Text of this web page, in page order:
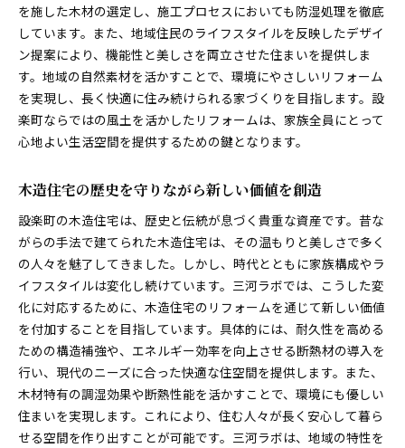
木材の特性を活かした快適な住まい作り
設楽町の自然環境に調和したリフォーム
木の香りと暖かさを引き出すリノベーション
地域資源を活用したエコフレンドリーな工事
設楽町ならではの木造住宅リフォーム術
木の温もりが感じられるリフォームの魅力
ったリフォーム
現代的なデザインを取り入れたリフォーム
テクノロジーと木造住宅の融合
設楽町でのスマートホーム化の実現
プライバシーと開放感を両立する空間設計
家事動線を考慮した効率的な間取り変更
ライフステージに応じた柔軟なリフォーム
設楽町で見つける木造住宅の新しい価値、三河ラボの
リフォームとは
三河ラボ独自のリフォーム哲学
設楽町でのリフォームがもたらす価値の革新
を施した木材の選定し、施工プロセスにおいても防湿処理を徹底
しています。また、地域住民のライフスタイルを反映したデザイ
ン提案により、機能性と美しさを両立させた住まいを提供しま
す。地域の自然素材を活かすことで、環境にやさしいリフォーム
を実現し、長く快適に住み続けられる家づくりを目指します。設
楽町ならではの風土を活かしたリフォームは、家族全員にとって
心地よい生活空間を提供するための鍵となります。
木造住宅の歴史を守りながら新しい価値を創造
設楽町の木造住宅は、歴史と伝統が息づく貴重な資産です。昔な
がらの手法で建てられた木造住宅は、その温もりと美しさで多く
の人々を魅了してきました。しかし、時代とともに家族構成やラ
イフスタイルは変化し続けています。三河ラボでは、こうした変
化に対応するために、木造住宅のリフォームを通じて新しい価値
を付加することを目指しています。具体的には、耐久性を高める
ための構造補強や、エネルギー効率を向上させる断熱材の導入を
行い、現代のニーズに合った快適な住空間を提供します。また、
木材特有の調湿効果や断熱性能を活かすことで、環境にも優しい
住まいを実現します。これにより、住む人々が長く安心して暮ら
せる空間を作り出すことが可能です。三河ラボは、地域の特性を